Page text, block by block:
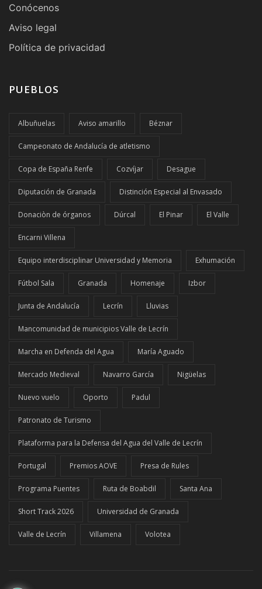
Conócenos
Aviso legal
Política de privacidad
PUEBLOS
Albuñuelas Aviso amarillo Béznar
Campeonato de Andalucía de atletismo
Copa de España Renfe Cozvíjar Desague
Diputación de Granada Distinción Especial al Envasado
Donaciòn de órganos Dúrcal El Pinar El Valle
Encarni Villena
Equipo interdisciplinar Universidad y Memoria Exhumación
Fútbol Sala Granada Homenaje Izbor
Junta de Andalucía Lecrín Lluvias
Mancomunidad de municipios Valle de Lecrín
Marcha en Defenda del Agua María Aguado
Mercado Medieval Navarro García Nigüelas
Nuevo vuelo Oporto Padul
Patronato de Turismo
Plataforma para la Defensa del Agua del Valle de Lecrín
Portugal Premios AOVE Presa de Rules
Programa Puentes Ruta de Boabdil Santa Ana
Short Track 2026 Universidad de Granada
Valle de Lecrín Villamena Volotea